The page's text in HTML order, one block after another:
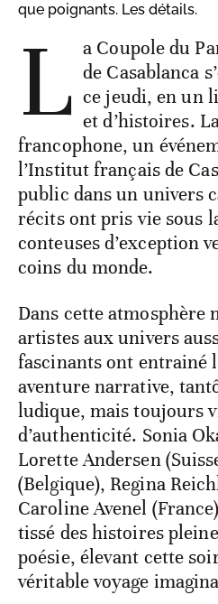
que poignants. Les détails.
L a Coupole du
de Casablanca
ce jeudi, en un
et d’histoires.
francophone, un
l’Institut français de
public dans un univers
récits ont pris vie sous
conteuses d’exception
coins du monde.
Dans cette atmosphère
artistes aux univers
fascinants ont entrainé
aventure narrative,
ludique, mais toujours
d’authenticité. Sonia
Lorette Andersen
(Belgique), Regina
Caroline Avenel
tissé des histoires
poésie, élevant cette
véritable voyage